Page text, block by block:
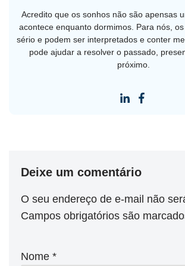
Acredito que os sonhos não são apensas
acontece enquanto dormimos. Para nós,
sério e podem ser interpretados e conter
pode ajudar a resolver o passado,
próximo.
Deixe um comentário
O seu endereço de e-mail não
Campos obrigatórios são
Nome *